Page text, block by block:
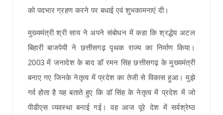
को पदभार ग्रहण करने पर बधाई एवं शुभकामनाएं दी।
मुख्यमंत्री श्री साय ने अपने संबोधन में कहा कि श्रद्धेय अटल
बिहारी बाजपेयी ने छत्तीसगढ़ पृथक राज्य का निर्माण किया।
2003 में जनादेश के बाद डॉ रमन सिंह छत्तीसगढ़ के मुख्यमंत्री
बनाए गए जिनके नेतृत्व में प्रदेश का तेजी से विकास हुआ। मुझे
गर्व होता है यह बताते हुए कि डॉ सिंह के नेतृत्व में प्रदेश में जो
पीडीएस व्यवस्था बनाई गई। वह आज पूरे देश में सर्वश्रेष्ठ